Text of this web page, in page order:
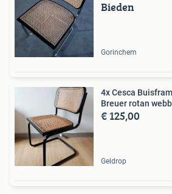
Bieden
Gorinchem
4x Cesca
Breuer rotan
€ 125,00
Geldrop